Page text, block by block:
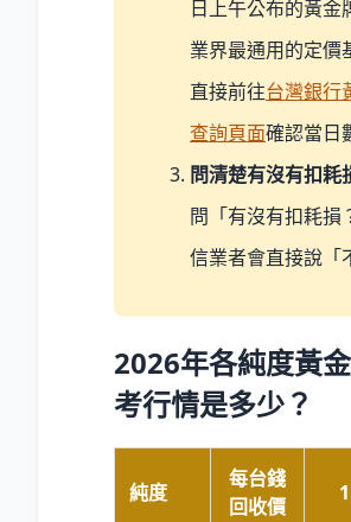
日上午公布的黃金
業界最通用的定價
直接前往台灣銀行
查詢頁面確認當日
問清楚有沒有扣耗
問「有沒有扣耗損
信業者會直接說「
2026年各純度黃
考行情是多少？
純度
每台錢
回收價